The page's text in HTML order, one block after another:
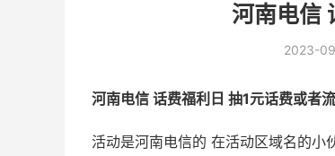
河南电信
2023-
河南电信 话费福利日 抽1元话费或者
活动是河南电信的 在活动区域名的小